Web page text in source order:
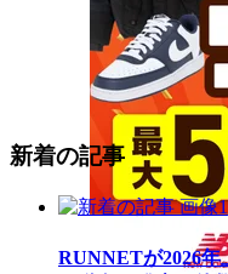
新着の記事
RUNNETが2026年